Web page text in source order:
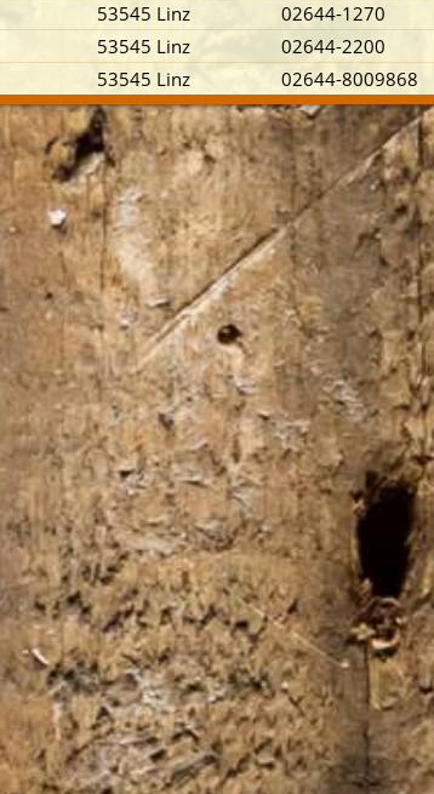
Kontakt
53545 Linz
02644-1270
53545 Linz
02644-2200
53545 Linz 02644-8009868